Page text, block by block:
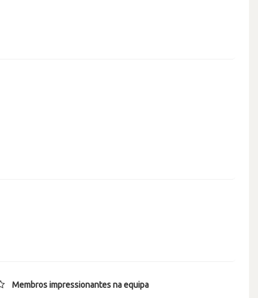
Membros impressionantes na equipa